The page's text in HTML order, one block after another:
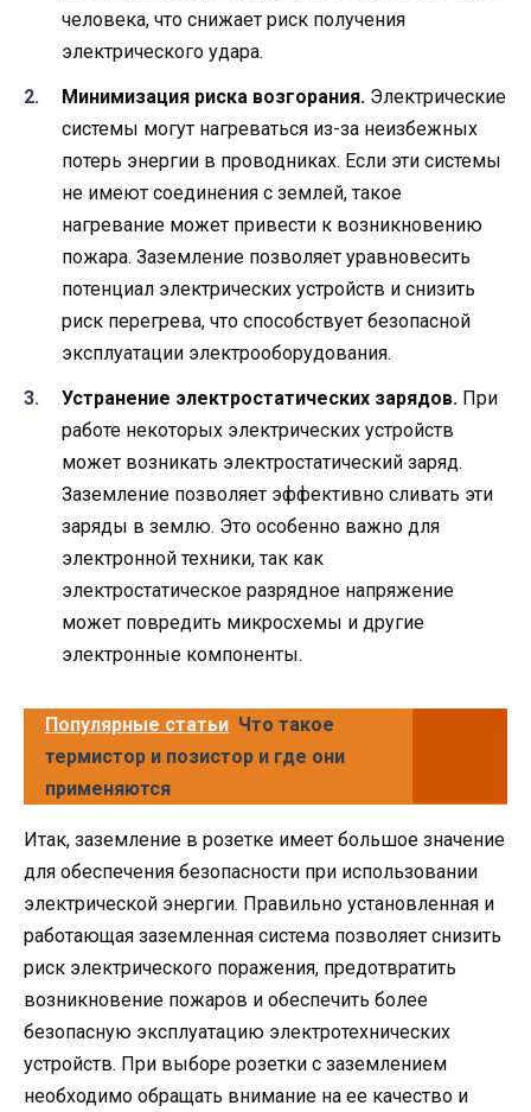
человека, что снижает риск получения
электрического удара.
Минимизация риска возгорания. Электрические
системы могут нагреваться из-за неизбежных
потерь энергии в проводниках. Если эти системы
не имеют соединения с землей, такое
нагревание может привести к возникновению
пожара. Заземление позволяет уравновесить
потенциал электрических устройств и снизить
риск перегрева, что способствует безопасной
эксплуатации электрооборудования.
Устранение электростатических зарядов. При
работе некоторых электрических устройств
может возникать электростатический заряд.
Заземление позволяет эффективно сливать эти
заряды в землю. Это особенно важно для
электронной техники, так как
электростатическое разрядное напряжение
может повредить микросхемы и другие
электронные компоненты.
Популярные статьи Что такое
термистор и позистор и где они
применяются
Итак, заземление в розетке имеет большое значение
для обеспечения безопасности при использовании
электрической энергии. Правильно установленная и
работающая заземленная система позволяет снизить
риск электрического поражения, предотвратить
возникновение пожаров и обеспечить более
безопасную эксплуатацию электротехнических
устройств. При выборе розетки с заземлением
необходимо обращать внимание на ее качество и